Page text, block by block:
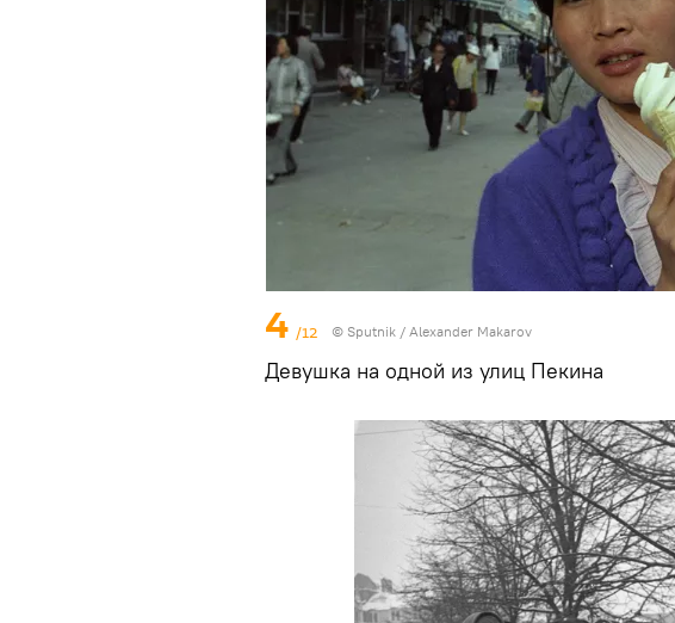
4 /12 © Sputnik / Alexander Makarov
Девушка на одной из улиц Пекина